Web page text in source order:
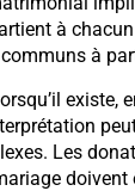
à
à
existe,
Les
doivent